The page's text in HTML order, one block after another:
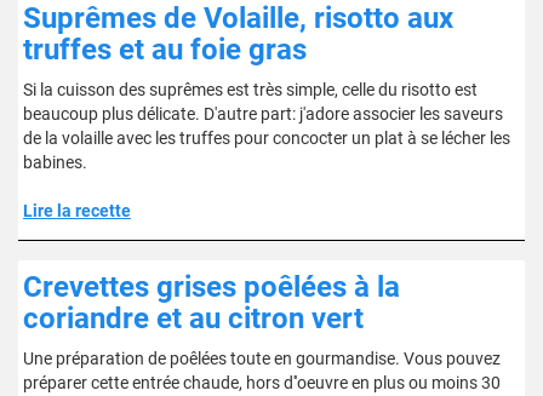
Suprêmes de Volaille, risotto aux
truffes et au foie gras
Si la cuisson des suprêmes est très simple, celle du risotto est
beaucoup plus délicate. D'autre part: j'adore associer les saveurs
de la volaille avec les truffes pour concocter un plat à se lécher les
babines.
Lire la recette
Crevettes grises poêlées à la
coriandre et au citron vert
Une préparation de poêlées toute en gourmandise. Vous pouvez
préparer cette entrée chaude, hors d''oeuvre en plus ou moins 30